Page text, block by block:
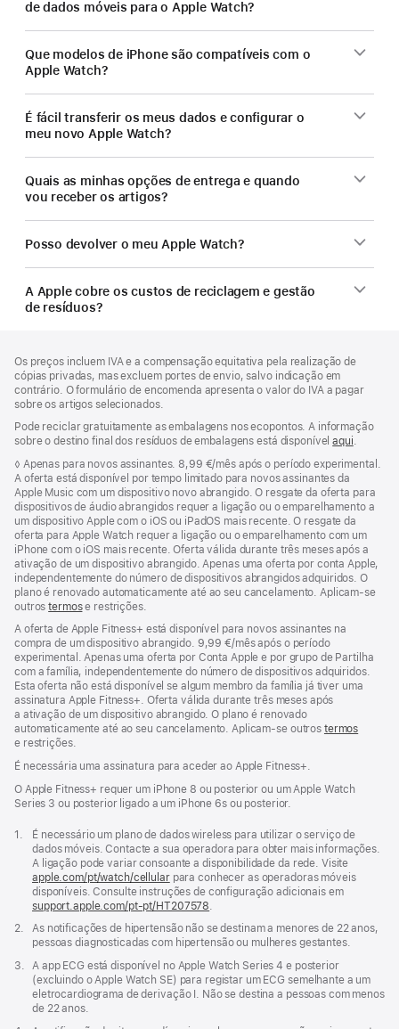
de dados móveis para o Apple Watch?
Que modelos de iPhone são compatíveis com o
Apple Watch?
É fácil transferir os meus dados e configurar o
meu novo Apple Watch?
Quais as minhas opções de entrega e quando
vou receber os artigos?
Posso devolver o meu Apple Watch?
A Apple cobre os custos de reciclagem e gestão
de resíduos?
de
rodapé
Os preços incluem IVA e a compensação equitativa pela realização de
cópias privadas, mas excluem portes de envio, salvo indicação em
contrário. O formulário de encomenda apresenta o valor do IVA a pagar
sobre os artigos selecionados.
Pode reciclar gratuitamente as embalagens nos ecopontos. A informação
sobre o destino final dos resíduos de embalagens está disponívelaqui.
Nota
de
rodapé
◊ Apenas para novos assinantes. 8,99 €/mês após o período experimental.
A oferta está disponível por tempo limitado para novos assinantes da
Apple Music com um dispositivo novo abrangido. O resgate da oferta para
dispositivos de áudio abrangidos requer a ligação ou o emparelhamento a
um dispositivo Apple com o iOS ou iPadOS mais recente. O resgate da
oferta para Apple Watch requer a ligação ou o emparelhamento com um
iPhone com o iOS mais recente. Oferta válida durante três meses após a
ativação de um dispositivo abrangido. Apenas uma oferta por conta Apple,
independentemente do número de dispositivos abrangidos adquiridos. O
plano é renovado automaticamente até ao seu cancelamento. Aplicam-se
outrostermose restrições.
A oferta de Apple Fitness+ está disponível para novos assinantes na
compra de um dispositivo abrangido. 9,99 €/mês após o período
experimental. Apenas uma oferta por Conta Apple e por grupo de Partilha
com a família, independentemente do número de dispositivos adquiridos.
Esta oferta não está disponível se algum membro da família já tiver uma
assinatura Apple Fitness+. Oferta válida durante três meses após
a ativação de um dispositivo abrangido. O plano é renovado
automaticamente até ao seu cancelamento. Aplicam‑se outros termos
e restrições.
É necessária uma assinatura para aceder ao Apple Fitness+.
O Apple Fitness+ requer um iPhone 8 ou posterior ou um Apple Watch
Series 3 ou posterior ligado a um iPhone 6s ou posterior.
Nota
rodapé
1.
É necessário um plano de dados wireless para utilizar o serviço de
dados móveis. Contacte a sua operadora para obter mais informações.
A ligação pode variar consoante a disponibilidade da rede. Visite
apple.com/pt/watch/cellularpara conhecer as operadoras móveis
disponíveis. Consulte instruções de configuração adicionais em
support.apple.com/pt-pt/HT207578
nova
janela)
Nota
2.
As notificações de hipertensão não se destinam a menores de 22 anos,
pessoas diagnosticadas com hipertensão ou mulheres gestantes.
Nota
rodapé
3.
A app ECG está disponível no Apple Watch Series 4 e posterior
(excluindo o Apple Watch SE) para registar um ECG semelhante a um
eletrocardiograma de derivação I. Não se destina a pessoas com menos
de 22 anos.